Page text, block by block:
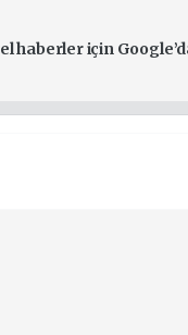
haberler için